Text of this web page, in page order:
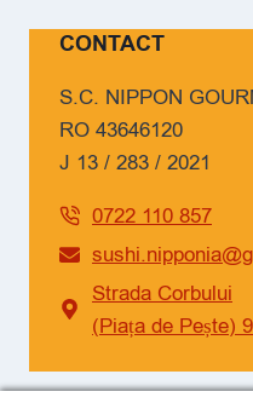
CONTACT
S.C. NIPPON
RO 43646120
J 13 / 283 / 2021
0722 110 857
Strada Corbului
(Piața de Pește)